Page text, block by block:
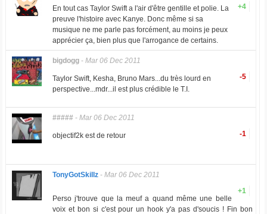
+4
En tout cas Taylor Swift a l'air d'être gentille et polie. La
preuve l'histoire avec Kanye. Donc même si sa
musique ne me parle pas forcément, au moins je peux
apprécier ça, bien plus que l'arrogance de certains.
bigdogg- Mar 06 Dec 2011
-5
Taylor Swift, Kesha, Bruno Mars...du très lourd en
perspective...mdr...il est plus crédible le T.I.
#####- Mar 06 Dec 2011
-1
objectif2k est de retour
TonyGotSkillz- Mar 06 Dec 2011
+1
Perso j'trouve que la meuf a quand même une belle
voix et bon si c'est pour un hook y'a pas d'soucis ! Fin bon